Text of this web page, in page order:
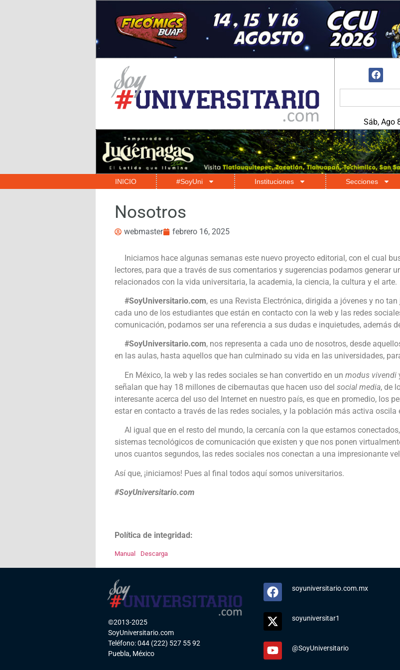
Sáb, Ago
INICIO #SoyUni Instituciones Secciones
Nosotros
webmaster febrero 16, 2025
Iniciamos hace algunas semanas este nuevo proyecto editorial, con el cual
lectores, para que a través de sus comentarios y sugerencias podamos generar
relacionados con la vida universitaria, la academia, la ciencia, la cultura y el arte.
#SoyUniversitario.com, es una Revista Electrónica, dirigida a jóvenes y no
cada uno de los estudiantes que están en contacto con la web y las redes
comunicación, podamos ser una referencia a sus dudas e inquietudes, además
#SoyUniversitario.com, nos representa a cada uno de nosotros, desde
en las aulas, hasta aquellos que han culminado su vida en las universidades,
En México, la web y las redes sociales se han convertido en unmodus vivendi
señalan que hay 18 millones de cibernautas que hacen uso delsocial media, de
interesante acerca del uso del Internet en nuestro país, es que en promedio, los
estar en contacto a través de las redes sociales, y la población más activa oscila
Al igual que en el resto del mundo, la cercanía con la que estamos
sistemas tecnológicos de comunicación que existen y que nos ponen
unos cuantos segundos, las redes sociales nos conectan a una impresionante
Así que, ¡iniciamos! Pues al final todos aquí somos universitarios.
#SoyUniversitario.com
Política de integridad:
Manual Descarga
©2013-2025
SoyUniversitario.com
Teléfono: 044 (222) 527 55 92
Puebla, México
soyuniversitario.com.mx
soyuniversitar1
@SoyUniversitario